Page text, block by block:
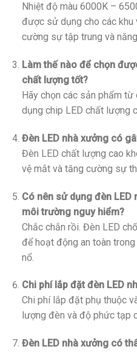
Nhiệt độ màu 6000K –
được sử dụng cho các khu
cường sự tập trung và
Làm thế nào để chọn
chất lượng tốt?
Hãy chọn các sản phẩm
dụng chip LED chất lượng
Đèn LED nhà xưởng có
Đèn LED chất lượng cao
vệ mắt và tăng cường sự
Có nên sử dụng đèn
môi trường nguy hiểm?
Chắc chắn rồi. Đèn LED
để hoạt động an toàn
nổ.
Chi phí lắp đặt đèn LED
Chi phí lắp đặt phụ thuộc
lượng đèn và độ phức tạp
Đèn LED nhà xưởng có